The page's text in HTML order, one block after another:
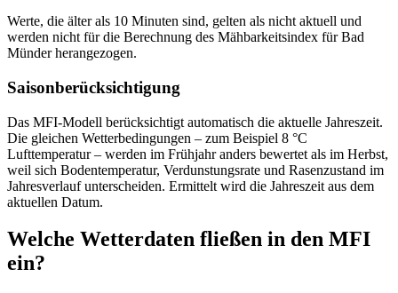
Werte, die älter als 10 Minuten sind, gelten als nicht aktuell und
werden nicht für die Berechnung des Mähbarkeitsindex für Bad
Münder herangezogen.
Saisonberücksichtigung
Das MFI-Modell berücksichtigt automatisch die aktuelle Jahreszeit.
Die gleichen Wetterbedingungen – zum Beispiel 8 °C
Lufttemperatur – werden im Frühjahr anders bewertet als im Herbst,
weil sich Bodentemperatur, Verdunstungsrate und Rasenzustand im
Jahresverlauf unterscheiden. Ermittelt wird die Jahreszeit aus dem
aktuellen Datum.
Welche Wetterdaten fließen in den MFI
ein?